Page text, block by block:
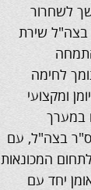
לשחרור
בצה"ל שירת
לחימה
ומקצועי
במערך
בצה"ל, עם
המכונאות
יחד עם